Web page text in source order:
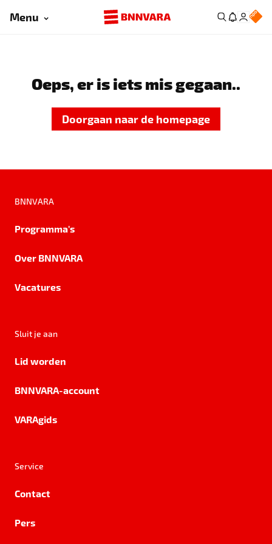
Menu
Oeps, er is iets mis gegaan..
Doorgaan naar de homepage
BNNVARA
Programma's
Over BNNVARA
Vacatures
Sluit je aan
Lid worden
BNNVARA-account
VARAgids
Service
Contact
Pers